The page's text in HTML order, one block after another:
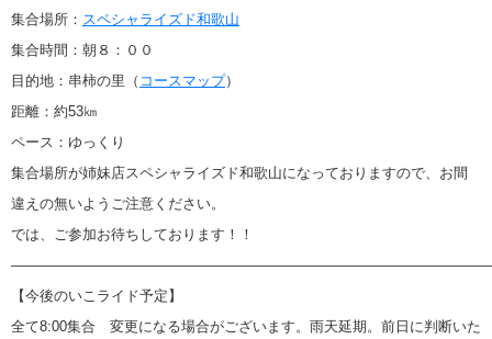
集合場所： スペシャライズド和歌山
集合時間：朝８：００
目的地：串柿の里（ コースマップ）
距離：約53㎞
ペース：ゆっくり
集合場所が姉妹店スペシャライズド和歌山になっておりますので、お間
違えの無いようご注意ください。
では、ご参加お待ちしております！！
【今後のいこライド予定】
全て8:00集合 変更になる場合がございます。雨天延期。前日に判断いた